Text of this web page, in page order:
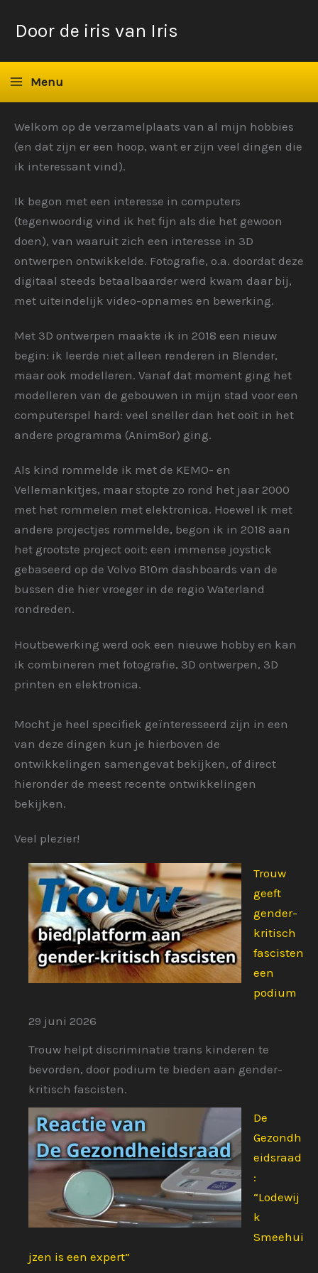
naarDoor de iris van Iris
Menu
Welkom op de verzamelplaats van al mijn hobbies
(en dat zijn er een hoop, want er zijn veel dingen die
ik interessant vind).
Ik begon met een interesse in computers
(tegenwoordig vind ik het fijn als die het gewoon
doen), van waaruit zich een interesse in 3D
ontwerpen ontwikkelde. Fotografie, o.a. doordat deze
digitaal steeds betaalbaarder werd kwam daar bij,
met uiteindelijk video-opnames en bewerking.
Met 3D ontwerpen maakte ik in 2018 een nieuw
begin: ik leerde niet alleen renderen in Blender,
maar ook modelleren. Vanaf dat moment ging het
modelleren van de gebouwen in mijn stad voor een
computerspel hard: veel sneller dan het ooit in het
andere programma (Anim8or) ging.
Als kind rommelde ik met de KEMO- en
Vellemankitjes, maar stopte zo rond het jaar 2000
met het rommelen met elektronica. Hoewel ik met
andere projectjes rommelde, begon ik in 2018 aan
het grootste project ooit: een immense joystick
gebaseerd op de Volvo B10m dashboards van de
bussen die hier vroeger in de regio Waterland
rondreden.
Houtbewerking werd ook een nieuwe hobby en kan
ik combineren met fotografie, 3D ontwerpen, 3D
printen en elektronica.
Mocht je heel specifiek geïnteresseerd zijn in een
van deze dingen kun je hierboven de
ontwikkelingen samengevat bekijken, of direct
hieronder de meest recente ontwikkelingen
bekijken.
Veel plezier!
Trouw
geeft
gender-
kritisch
fascisten
een
podium
29 juni 2026
Trouw helpt discriminatie trans kinderen te
bevorden, door podium te bieden aan gender-
kritisch fascisten.
De
Gezondh
eidsraad
:
“Lodewij
k
Smeehui
jzen is een expert”